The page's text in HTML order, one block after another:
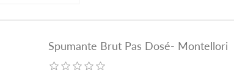
Spumante Brut Pas Dosé- Montellori